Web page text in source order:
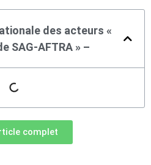
des acteurs «
SAG-AFTRA » –
complet